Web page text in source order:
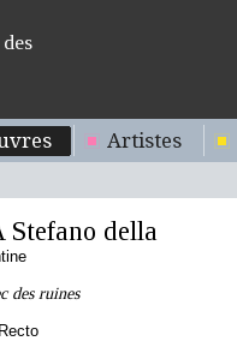
Artistes
della
des ruines